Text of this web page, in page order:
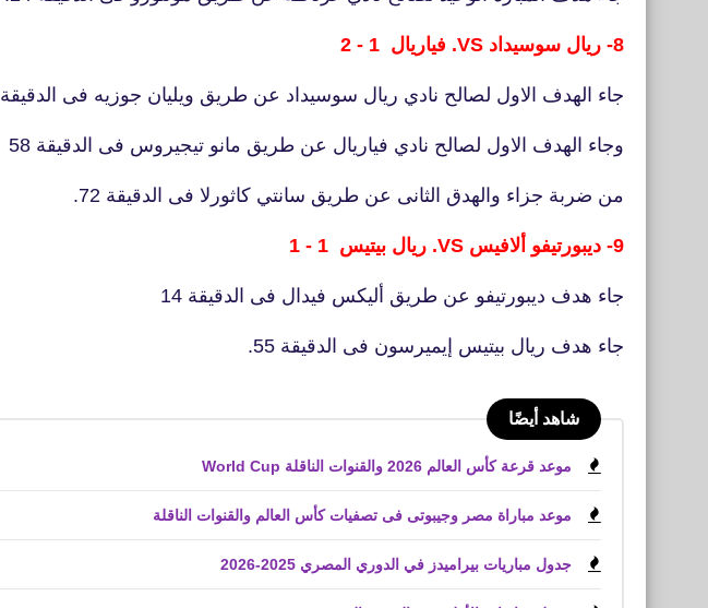
8- ريال سوسيداد VS. فياريال 1 - 2
جاء الهدف الاول لصالح نادي ريال سوسيداد عن طريق ويليان جوزيه فى الدقيقة 22
وجاء الهدف الاول لصالح نادي فياريال عن طريق مانو تيجيروس فى الدقيقة 58
من ضربة جزاء والهدق الثانى عن طريق سانتي كاثورلا فى الدقيقة 72.
9- ديبورتيفو ألافيس VS. ريال بيتيس 1 - 1
جاء هدف ديبورتيفو عن طريق أليكس فيدال فى الدقيقة 14
جاء هدف ريال بيتيس إيميرسون فى الدقيقة 55.
شاهد أيضًا
موعد قرعة كأس العالم 2026 والقنوات الناقلة World Cup
موعد مباراة مصر وجيبوتى فى تصفيات كأس العالم والقنوات الناقلة
جدول مباريات بيراميدز في الدوري المصري 2025-2026